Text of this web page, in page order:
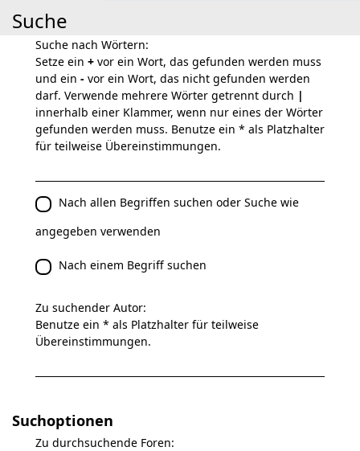
Suche
Suche nach Wörtern:
Setze ein + vor ein Wort, das gefunden werden muss
und ein - vor ein Wort, das nicht gefunden werden
darf. Verwende mehrere Wörter getrennt durch |
innerhalb einer Klammer, wenn nur eines der Wörter
gefunden werden muss. Benutze ein * als Platzhalter
für teilweise Übereinstimmungen.
Nach allen Begriffen suchen oder Suche wie
angegeben verwenden
Nach einem Begriff suchen
Zu suchender Autor:
Benutze ein * als Platzhalter für teilweise
Übereinstimmungen.
Suchoptionen
Zu durchsuchende Foren: